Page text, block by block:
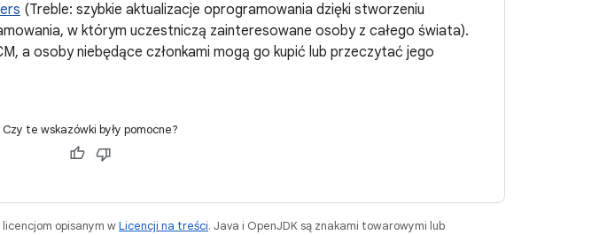
(Treble: szybkie aktualizacje oprogramowania dzięki stworzeniu
w którym uczestniczą zainteresowane osoby z całego świata).
a osoby niebędące członkami mogą go kupić lub przeczytać jego
Czy te wskazówki były pomocne?
opisanym wLicencji na treści. Java i OpenJDK są znakami towarowymi lub